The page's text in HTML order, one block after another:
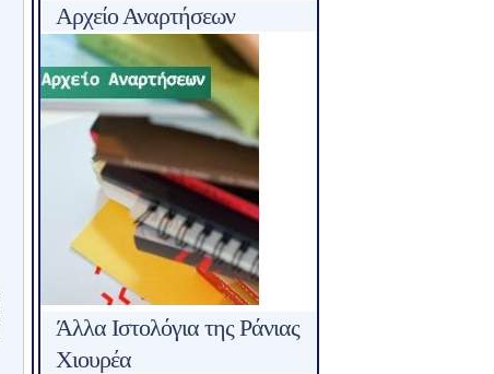
Αρχείο Αναρτήσεων
Άλλα Ιστολόγια της Ράνιας
Χιουρέα